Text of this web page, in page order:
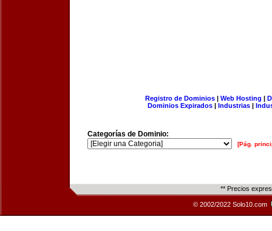
Registro de Dominios| Web Hosting |
Dominios Expirados | Industrias |
Categorías de Dominio:
[Pág.
** Precios
© 2002/2022 Solo10.com